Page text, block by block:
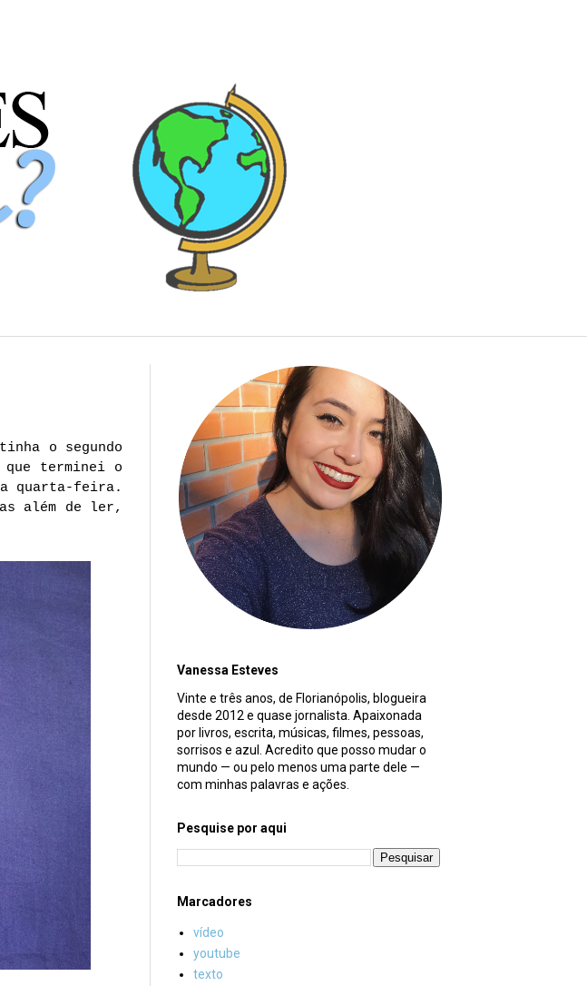
o segundo
que terminei o
quarta-feira.
além de ler,
Vanessa Esteves
Vinte e três anos, de Florianópolis, blogueira
desde 2012 e quase jornalista. Apaixonada
por livros, escrita, músicas, filmes, pessoas,
sorrisos e azul. Acredito que posso mudar o
mundo — ou pelo menos uma parte dele —
com minhas palavras e ações.
Pesquise por aqui
Marcadores
vídeo
youtube
texto